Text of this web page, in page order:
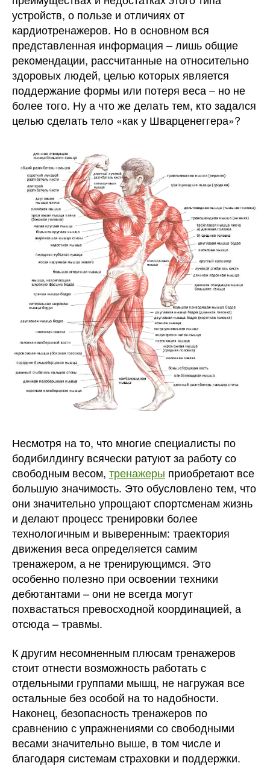
устройств, о пользе и отличиях от
кардиотренажеров. Но в основном вся
представленная информация – лишь общие
рекомендации, рассчитанные на относительно
здоровых людей, целью которых является
поддержание формы или потеря веса – но не
более того. Ну а что же делать тем, кто задался
целью сделать тело «как у Шварценеггера»?
Несмотря на то, что многие специалисты по
бодибилдингу всячески ратуют за работу со
свободным весом, тренажеры приобретают все
большую значимость. Это обусловлено тем, что
они значительно упрощают спортсменам жизнь
и делают процесс тренировки более
технологичным и выверенным: траектория
движения веса определяется самим
тренажером, а не тренирующимся. Это
особенно полезно при освоении техники
дебютантами – они не всегда могут
похвастаться превосходной координацией, а
отсюда – травмы.
К другим несомненным плюсам тренажеров
стоит отнести возможность работать с
отдельными группами мышц, не нагружая все
остальные без особой на то надобности.
Наконец, безопасность тренажеров по
сравнению с упражнениями со свободными
весами значительно выше, в том числе и
благодаря системам страховки и поддержки.